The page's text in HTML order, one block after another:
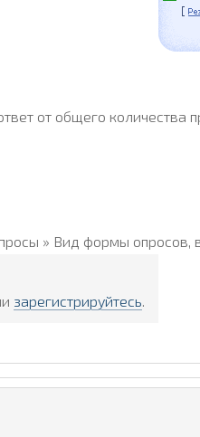
от общего количества
» Вид формы опросов,
зарегистрируйтесь.